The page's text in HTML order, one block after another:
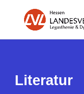
Literatur